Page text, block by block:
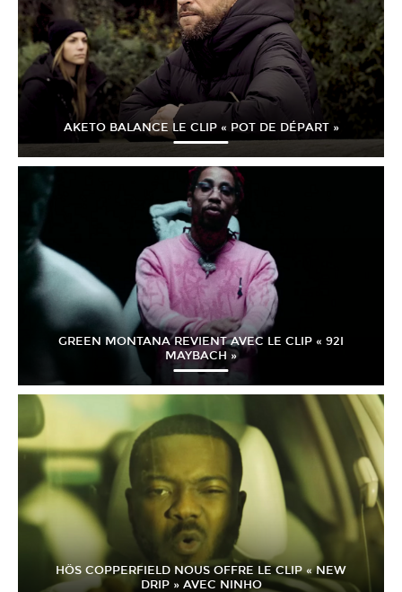
AKETO BALANCE LE CLIP « POT DE DÉPART »
GREEN MONTANA REVIENT AVEC LE CLIP « 92I
MAYBACH »
HÖS COPPERFIELD NOUS OFFRE LE CLIP « NEW
DRIP » AVEC NINHO